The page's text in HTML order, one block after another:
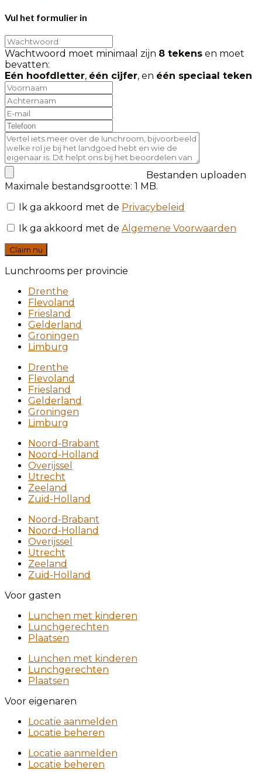
Vul het formulier in
Wachtwoord moet minimaal zijn 8 tekens en moet
bevatten:
Eén hoofdletter, één cijfer, en één speciaal teken
Bestanden uploaden
Maximale bestandsgrootte: 1 MB.
Ik ga akkoord met de Privacybeleid
Ik ga akkoord met de Algemene Voorwaarden
Claim nu
Lunchrooms per provincie
Drenthe
Flevoland
Friesland
Gelderland
Groningen
Limburg
Drenthe
Flevoland
Friesland
Gelderland
Groningen
Limburg
Noord-Brabant
Noord-Holland
Overijssel
Utrecht
Zeeland
Zuid-Holland
Noord-Brabant
Noord-Holland
Overijssel
Utrecht
Zeeland
Zuid-Holland
Voor gasten
Lunchen met kinderen
Lunchgerechten
Plaatsen
Lunchen met kinderen
Lunchgerechten
Plaatsen
Voor eigenaren
Locatie aanmelden
Locatie beheren
Locatie aanmelden
Locatie beheren